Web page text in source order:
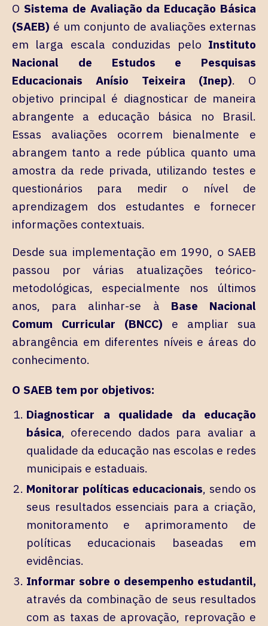
O Sistema de Avaliação da Educação Básica
(SAEB) é um conjunto de avaliações externas
em larga escala conduzidas pelo Instituto
Nacional de Estudos e Pesquisas
Educacionais Anísio Teixeira (Inep). O
objetivo principal é diagnosticar de maneira
abrangente a educação básica no Brasil.
Essas avaliações ocorrem bienalmente e
abrangem tanto a rede pública quanto uma
amostra da rede privada, utilizando testes e
questionários para medir o nível de
aprendizagem dos estudantes e fornecer
informações contextuais.
Desde sua implementação em 1990, o SAEB
passou por várias atualizações teórico-
metodológicas, especialmente nos últimos
anos, para alinhar-se à Base Nacional
Comum Curricular (BNCC) e ampliar sua
abrangência em diferentes níveis e áreas do
conhecimento.
O SAEB tem por objetivos:
Diagnosticar a qualidade da educação
básica, oferecendo dados para avaliar a
qualidade da educação nas escolas e redes
municipais e estaduais.
Monitorar políticas educacionais, sendo os
seus resultados essenciais para a criação,
monitoramento e aprimoramento de
políticas educacionais baseadas em
evidências.
Informar sobre o desempenho estudantil,
através da combinação de seus resultados
com as taxas de aprovação, reprovação e